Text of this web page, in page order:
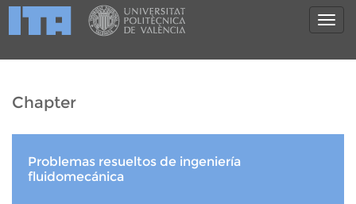
Chapter
Problemas resueltos de ingeniería
fluidomecánica